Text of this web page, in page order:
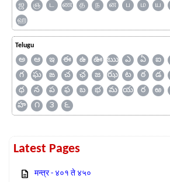
ஜ
ஞ ட ண த ந ன ப ம ய
ஹ
Telugu
అ ఆ ఇ ఈ ఉ ఊ ఋ ఎ ఏ ఐ
గ
ఘ ఙ చ ఛ జ ఝ ట ఠ డ
ధ
న ప ఫ బ భ మ య ర ఱ
హ
౧ ౩ ౬
Latest Pages
मन्त्र - ४०१ ते ४५०